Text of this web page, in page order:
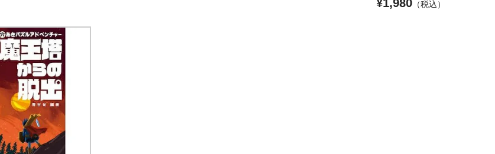
¥1,980（税込）